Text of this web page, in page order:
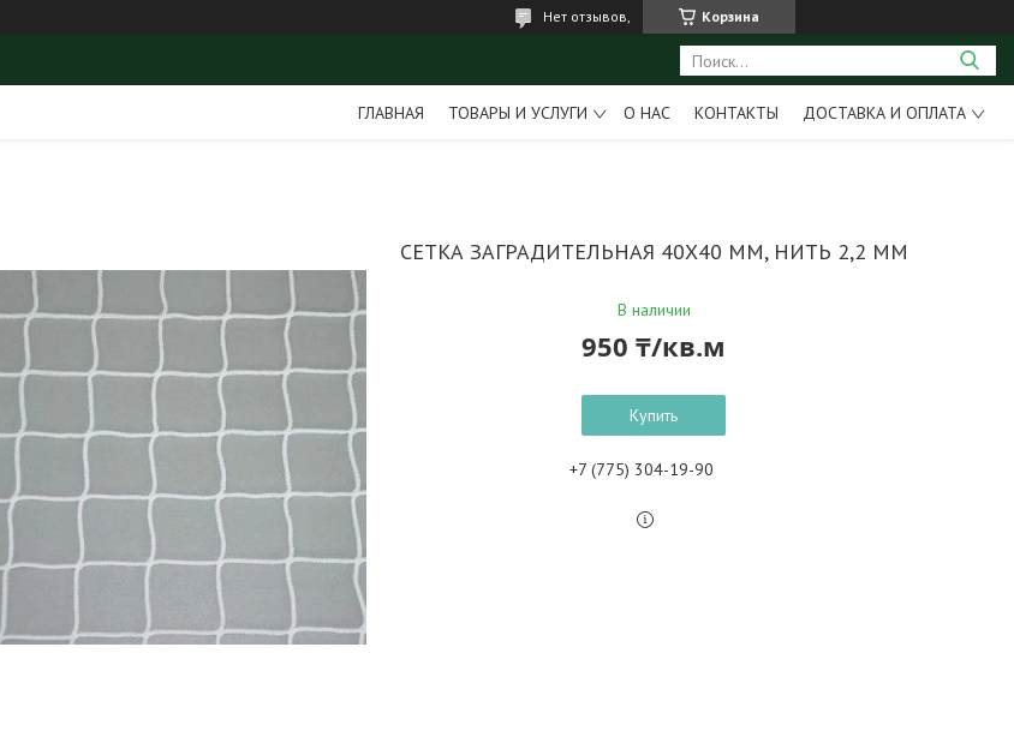
Корзина
Нет отзывов,
ГЛАВНАЯ ТОВАРЫ И УСЛУГИ О НАС КОНТАКТЫ ДОСТАВКА И ОПЛАТА
СЕТКА ЗАГРАДИТЕЛЬНАЯ 40Х40 ММ, НИТЬ 2,2 ММ
В наличии
950 ₸/кв.м
Купить
+7 (775) 304-19-90